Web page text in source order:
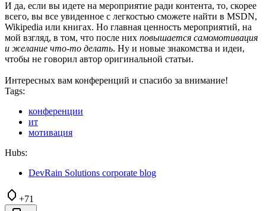
И да, если вы идете на мероприятие ради контента, то, скорее
всего, вы все увиденное с легкостью сможете найти в MSDN,
Wikipedia или книгах. Но главная ценность мероприятий, на
мой взгляд, в том, что после них повышается самомотивация
и желание что-то делать. Ну и новые знакомства и идеи,
чтобы не говорил автор оригинальной статьи.
Интересных вам конференций и спасибо за внимание!
Tags:
конференции
ит
мотивация
Hubs:
DevRain Solutions corporate blog
+71